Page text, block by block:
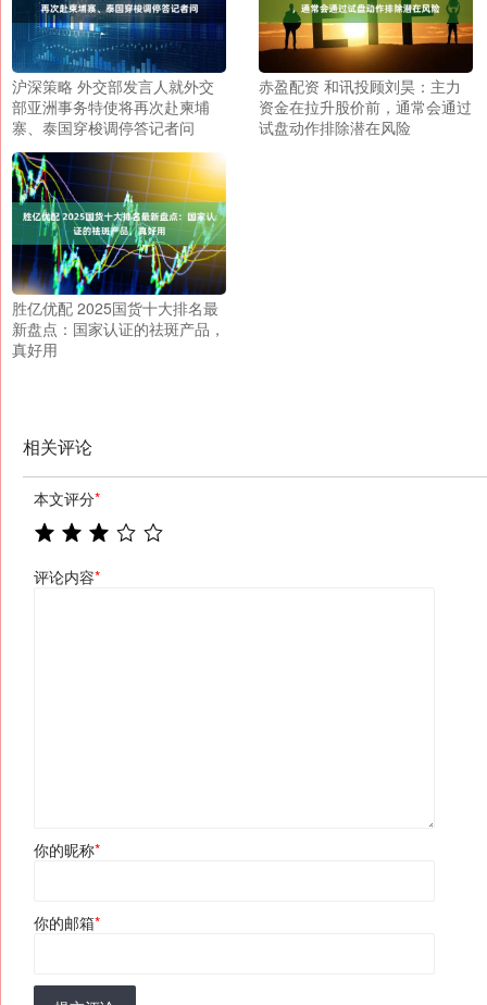
沪深策略 外交部发言人就外交
部亚洲事务特使将再次赴柬埔
寨、泰国穿梭调停答记者问
赤盈配资 和讯投顾刘昊：主力
资金在拉升股价前，通常会通过
试盘动作排除潜在风险
胜亿优配 2025国货十大排名最
新盘点：国家认证的祛斑产品，
真好用
相关评论
本文评分*
评论内容*
你的昵称*
你的邮箱*